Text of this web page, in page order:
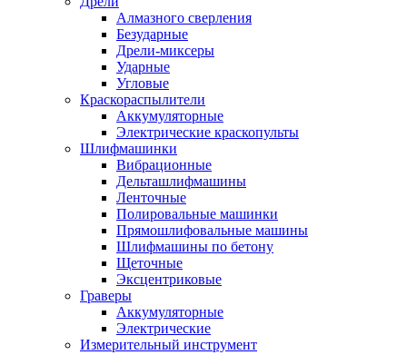
Алмазного сверления
Безударные
Дрели-миксеры
Ударные
Угловые
Краскораспылители
Аккумуляторные
Электрические краскопульты
Шлифмашинки
Вибрационные
Дельташлифмашины
Ленточные
Полировальные машинки
Прямошлифовальные машины
Шлифмашины по бетону
Щеточные
Эксцентриковые
Граверы
Аккумуляторные
Электрические
Измерительный инструмент